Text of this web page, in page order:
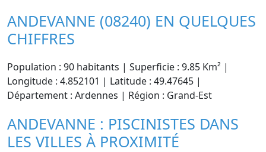
ANDEVANNE (08240) EN QUELQUES
CHIFFRES
Population : 90 habitants | Superficie : 9.85 Km² |
Longitude : 4.852101 | Latitude : 49.47645 |
Département : Ardennes | Région : Grand-Est
ANDEVANNE : PISCINISTES DANS
LES VILLES À PROXIMITÉ